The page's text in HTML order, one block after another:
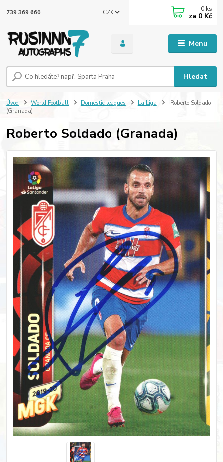
Menu
CZK
Hledat
739 369 660 0 ks
za 0 Kč
Úvod World Football Domestic leagues La Liga
Roberto Soldado
(Granada)
Roberto Soldado (Granada)